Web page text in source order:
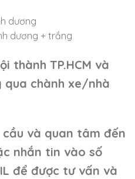
dương
dương + trắng
thành TP.HCM và
chành xe/nhà
cầu và quan tâm đến
nhắn tin vào số
để được tư vấn và